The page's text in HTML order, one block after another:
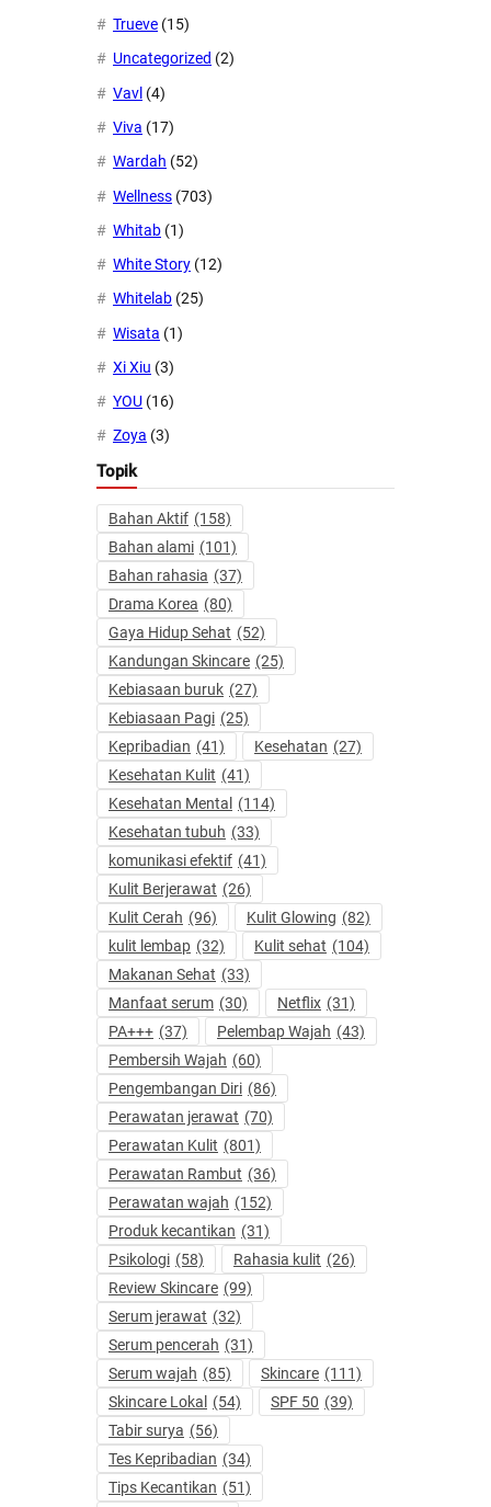
Trueve (15)
Uncategorized (2)
Vavl (4)
Viva (17)
Wardah (52)
Wellness (703)
Whitab (1)
White Story (12)
Whitelab (25)
Wisata (1)
Xi Xiu (3)
YOU (16)
Zoya (3)
Topik
Bahan Aktif (158)
Bahan alami (101)
Bahan rahasia (37)
Drama Korea (80)
Gaya Hidup Sehat (52)
Kandungan Skincare (25)
Kebiasaan buruk (27)
Kebiasaan Pagi (25)
Kepribadian (41) Kesehatan (27)
Kesehatan Kulit (41)
Kesehatan Mental
(114)
Kesehatan tubuh (33)
komunikasi efektif (41)
Kulit Berjerawat (26)
Kulit Cerah (96) Kulit Glowing (82)
kulit lembap (32) Kulit sehat (104)
Makanan Sehat (33)
Manfaat serum (30) Netflix (31)
PA+++ (37) Pelembap Wajah (43)
Pembersih Wajah (60)
Pengembangan Diri (86)
Perawatan jerawat (70)
Perawatan Kulit (801)
Perawatan Rambut (36)
Perawatan wajah (152)
Produk kecantikan (31)
Psikologi (58) Rahasia kulit (26)
Review Skincare (99)
Serum jerawat (32)
Serum pencerah (31)
Serum wajah (85) Skincare (111)
Skincare Lokal
(54) SPF 50 (39)
Tabir surya (56)
Tes Kepribadian (34)
Tips Kecantikan (51)